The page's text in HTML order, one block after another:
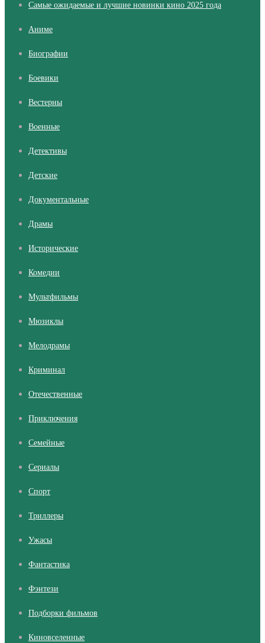
Самые ожидаемые и лучшие новинки кино 2025 года
Аниме
Биографии
Боевики
Вестерны
Военные
Детективы
Детские
Документальные
Драмы
Исторические
Комедии
Мультфильмы
Мюзиклы
Мелодрамы
Криминал
Отечественные
Приключения
Семейные
Сериалы
Cпорт
Триллеры
Ужасы
Фантастика
Фэнтези
Подборки фильмов
Киновселенные